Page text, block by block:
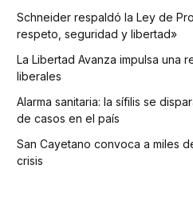
Schneider respaldó la Ley de
respeto, seguridad y libertad»
La Libertad Avanza impulsa una
liberales
Alarma sanitaria: la sífilis se
de casos en el país
San Cayetano convoca a miles
crisis